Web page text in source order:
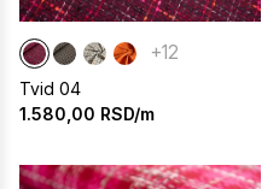
+12
Tvid 04
1.580,00 RSD/m